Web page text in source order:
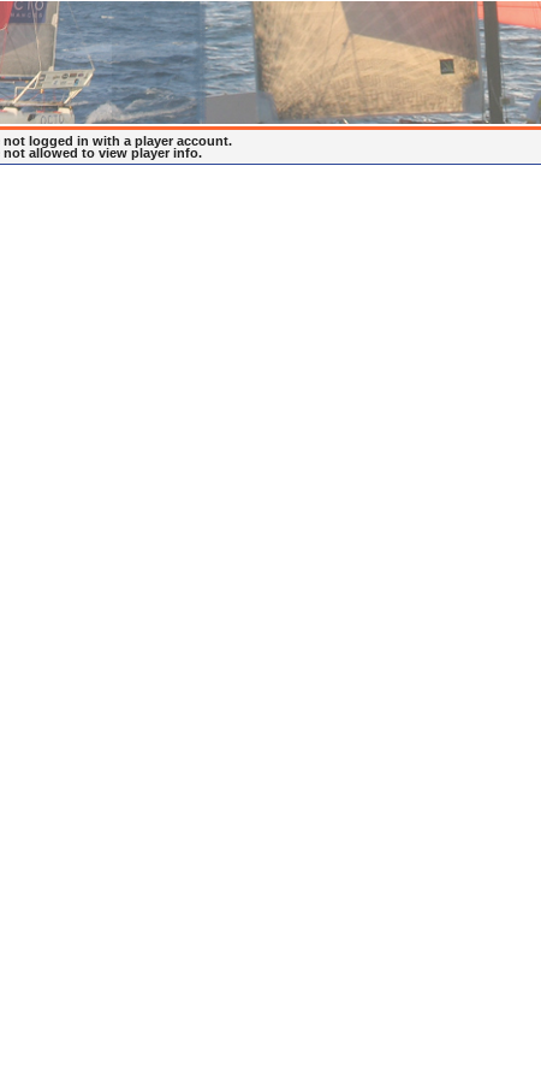
not logged in with a player account.
not allowed to view player info.